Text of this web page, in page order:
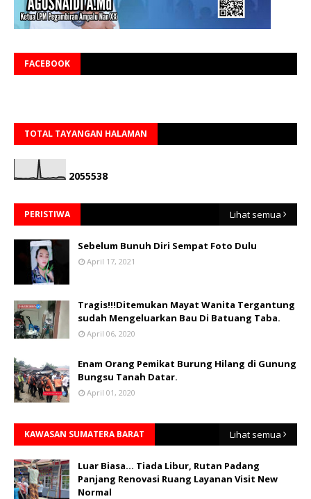
FACEBOOK
TOTAL TAYANGAN HALAMAN
2055538
PERISTIWA Lihat semua
Sebelum Bunuh Diri Sempat Foto Dulu
April 17, 2021
Tragis!!!Ditemukan Mayat Wanita Tergantung
sudah Mengeluarkan Bau Di Batuang Taba.
April 06, 2020
Enam Orang Pemikat Burung Hilang di Gunung
Bungsu Tanah Datar.
April 01, 2020
KAWASAN SUMATERA BARAT Lihat semua
Luar Biasa... Tiada Libur, Rutan Padang
Panjang Renovasi Ruang Layanan Visit New
Normal